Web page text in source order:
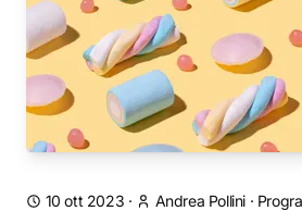
10 ott 2023 · Andrea Pollini ·